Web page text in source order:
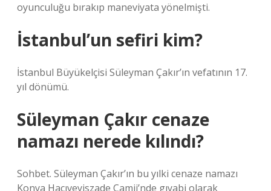
oyunculuğu bırakıp maneviyata yönelmişti.
İstanbul’un sefiri kim?
İstanbul Büyükelçisi Süleyman Çakır’ın vefatının 17.
yıl dönümü.
Süleyman Çakır cenaze
namazı nerede kılındı?
Sohbet. Süleyman Çakır’ın bu yılki cenaze namazı
Konya Hacıveyiszade Camii’nde gıyabi olarak